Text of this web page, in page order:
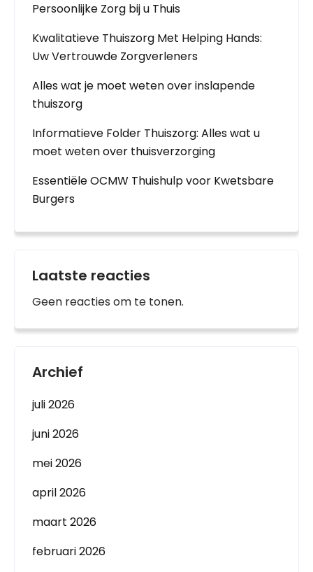
Persoonlijke Zorg bij u Thuis
Kwalitatieve Thuiszorg Met Helping Hands:
Uw Vertrouwde Zorgverleners
Alles wat je moet weten over inslapende
thuiszorg
Informatieve Folder Thuiszorg: Alles wat u
moet weten over thuisverzorging
Essentiële OCMW Thuishulp voor Kwetsbare
Burgers
Laatste reacties
Geen reacties om te tonen.
Archief
juli 2026
juni 2026
mei 2026
april 2026
maart 2026
februari 2026